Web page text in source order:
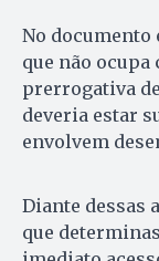
No documento
que não
prerrogativa
deveria estar
envolvem
Diante dessas
que